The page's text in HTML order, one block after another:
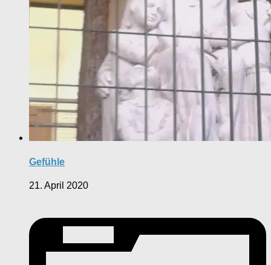
Gefühle
21. April 2020